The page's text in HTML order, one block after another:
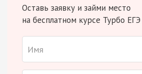
Оставь заявку и займи место
на бесплатном курсе Турбо ЕГЭ